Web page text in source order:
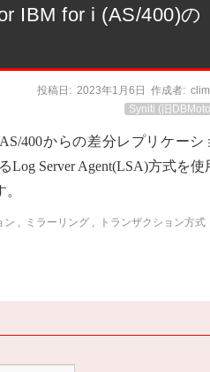
IBM for i (AS/400)の
投稿日: 2023年1月6日 作成者:
Syniti (旧
400からの差分レプリケーシ
Log Server Agent(LSA)方式を使
ン , ミラーリング , トランザクション方式